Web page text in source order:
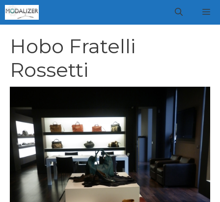
Vai
al
Hobo Fratelli
Rossetti